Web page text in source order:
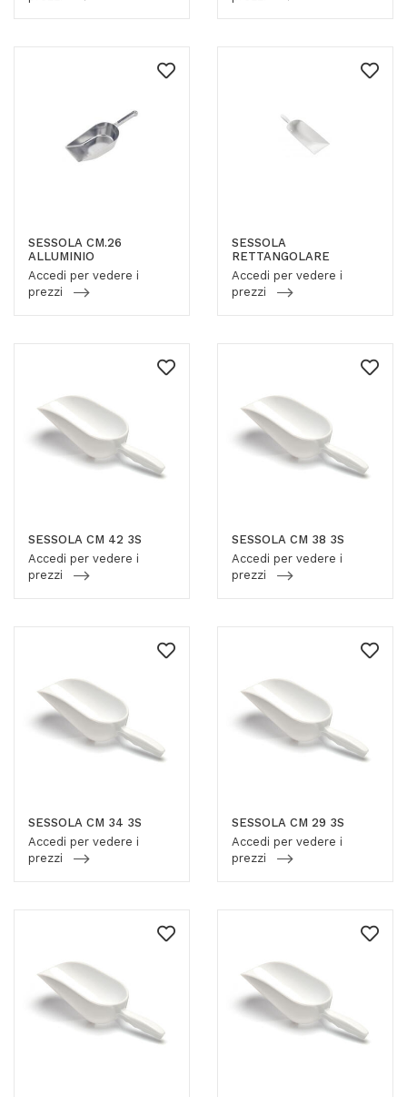
SESSOLA CM.26
ALLUMINIO
Accedi per vedere i
prezzi
SESSOLA
RETTANGOLARE
Accedi per vedere i
prezzi
SESSOLA CM 42 3S
Accedi per vedere i
prezzi
SESSOLA CM 38 3S
Accedi per vedere i
prezzi
SESSOLA CM 34 3S
Accedi per vedere i
prezzi
SESSOLA CM 29 3S
Accedi per vedere i
prezzi